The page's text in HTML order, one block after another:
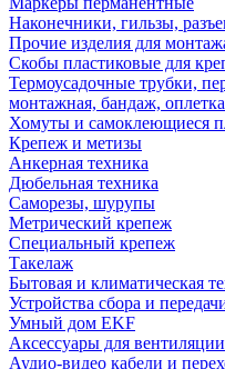
Наконечники, гильзы,
Прочие изделия для
Скобы пластиковые для
Термоусадочные трубки,
монтажная, бандаж,
Хомуты и самоклеющиеся
Крепеж и метизы
Анкерная техника
Дюбельная техника
Саморезы, шурупы
Метрический крепеж
Специальный крепеж
Такелаж
Бытовая и климатическая
Устройства сбора и
Умный дом EKF
Аксессуары для вентиляции
Аудио-видео кабели и